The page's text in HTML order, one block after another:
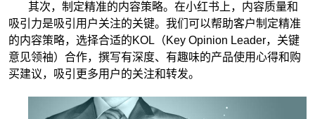
其次，制定精准的内容策略。在小红书上，内容质量和
吸引力是吸引用户关注的关键。我们可以帮助客户制定精准
的内容策略，选择合适的KOL（Key Opinion Leader，关键
意见领袖）合作，撰写有深度、有趣味的产品使用心得和购
买建议，吸引更多用户的关注和转发。